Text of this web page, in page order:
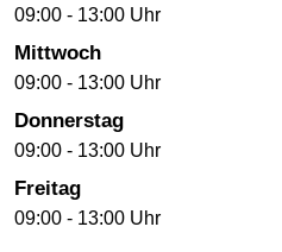
09:00 - 13:00 Uhr
Mittwoch
09:00 - 13:00 Uhr
Donnerstag
09:00 - 13:00 Uhr
Freitag
09:00 - 13:00 Uhr